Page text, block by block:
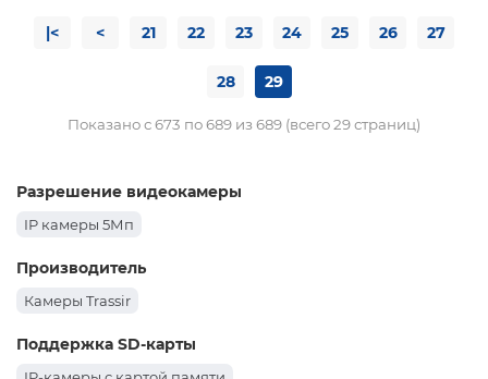
|< < 21 22 23 24 25 26 27
28 29
Показано с 673 по 689 из 689 (всего 29 страниц)
Разрешение видеокамеры
IP камеры 5Мп
Производитель
Камеры Trassir
Поддержка SD-карты